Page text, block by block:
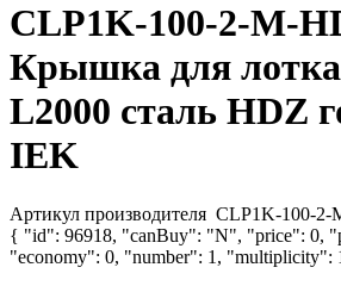
CLP1K-100-2-M-
Крышка для лотка
L2000 сталь HDZ
IEK
Артикул производителя CLP1K-100-2-
{ "id": 96918, "canBuy": "N", "price": 0,
"economy": 0, "number": 1, "multiplicity":